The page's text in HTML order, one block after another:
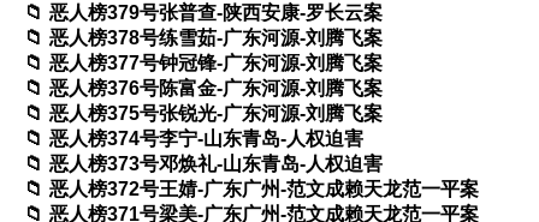
恶人榜379号张普查-陕西安康-罗长云案
恶人榜378号练雪茹-广东河源-刘腾飞案
恶人榜377号钟冠锋-广东河源-刘腾飞案
恶人榜376号陈富金-广东河源-刘腾飞案
恶人榜375号张锐光-广东河源-刘腾飞案
恶人榜374号李宁-山东青岛-人权迫害
恶人榜373号邓焕礼-山东青岛-人权迫害
恶人榜372号王婧-广东广州-范文成赖天龙范一平案
恶人榜371号梁美-广东广州-范文成赖天龙范一平案